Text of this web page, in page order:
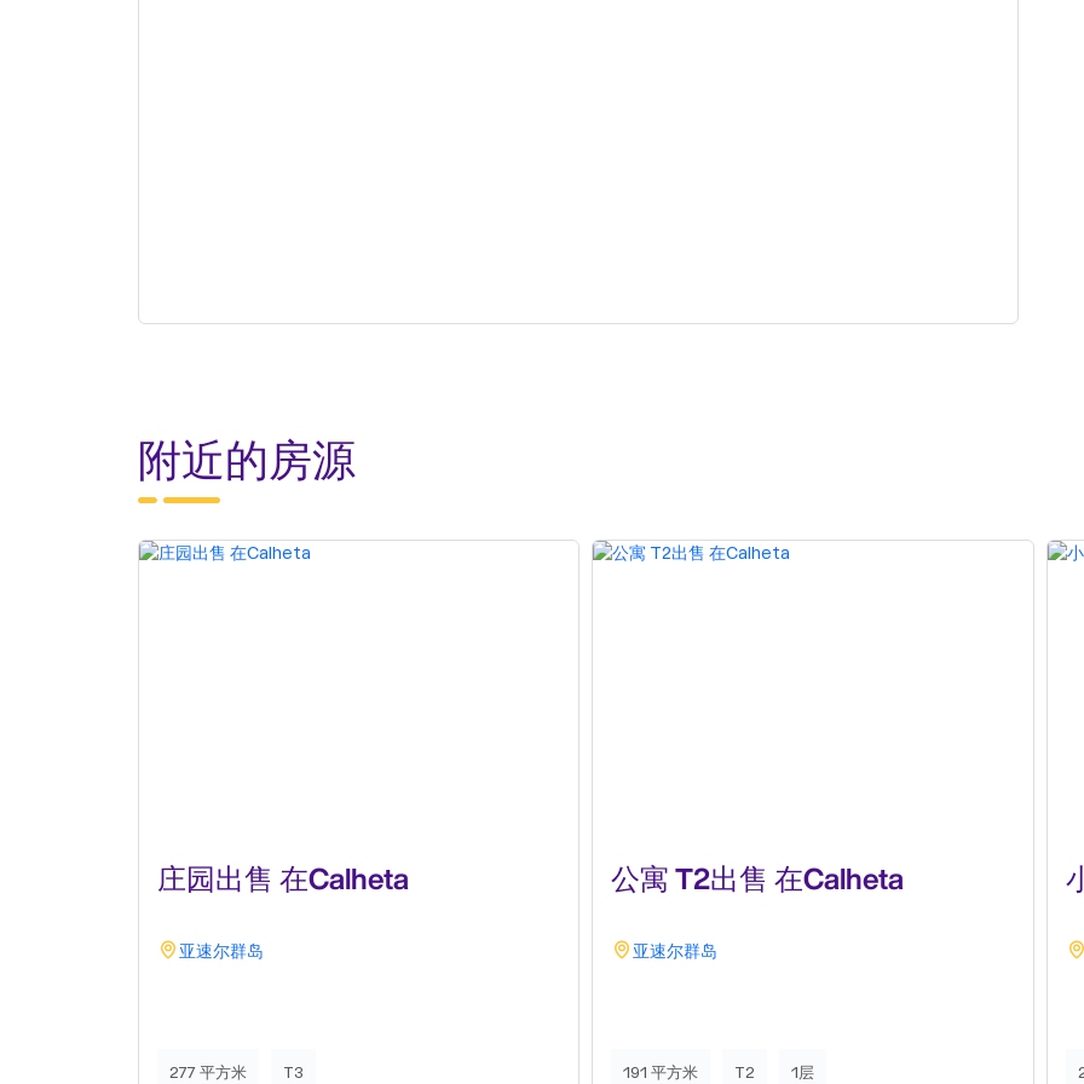
附近的房源
庄园出售 在Calheta
亚速尔群岛
277 平方米 T3
公寓 T2出售 在Calheta
亚速尔群岛
191 平方米 T2 1层